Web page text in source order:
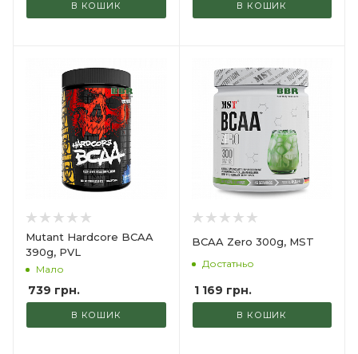
В КОШИК В КОШИК
Mutant Hardcore BCAA
390g, PVL
Мало
739 грн.
В КОШИК
BCAA Zero 300g, MST
Достатньо
1 169 грн.
В КОШИК